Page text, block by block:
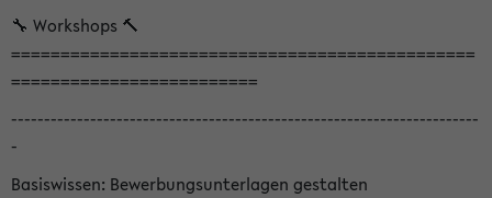
🔧 Workshops 🔨
===============================================
=========================
-----------------------------------------------------------------------
-
Basiswissen: Bewerbungsunterlagen gestalten